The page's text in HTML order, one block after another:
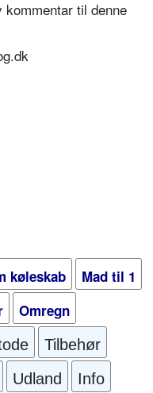
kommentar til denne
køleskab
Mad til 1
Omregn
Tilbehør
Udland Info